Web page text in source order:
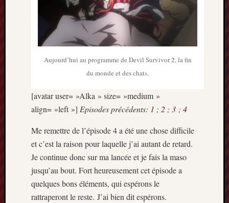
Aujourd’hui au programme de Devil Survivor 2, la fin
du monde et des chats.
[avatar user= »Alka » size= »medium »
align= »left »] Episodes précédents: 1 ; 2 ; 3 ; 4
Me remettre de l’épisode 4 a été une chose difficile
et c’est la raison pour laquelle j’ai autant de retard.
Je continue donc sur ma lancée et je fais la maso
jusqu’au bout. Fort heureusement cet épisode a
quelques bons éléments, qui espérons le
rattraperont le reste. J’ai bien dit espérons.